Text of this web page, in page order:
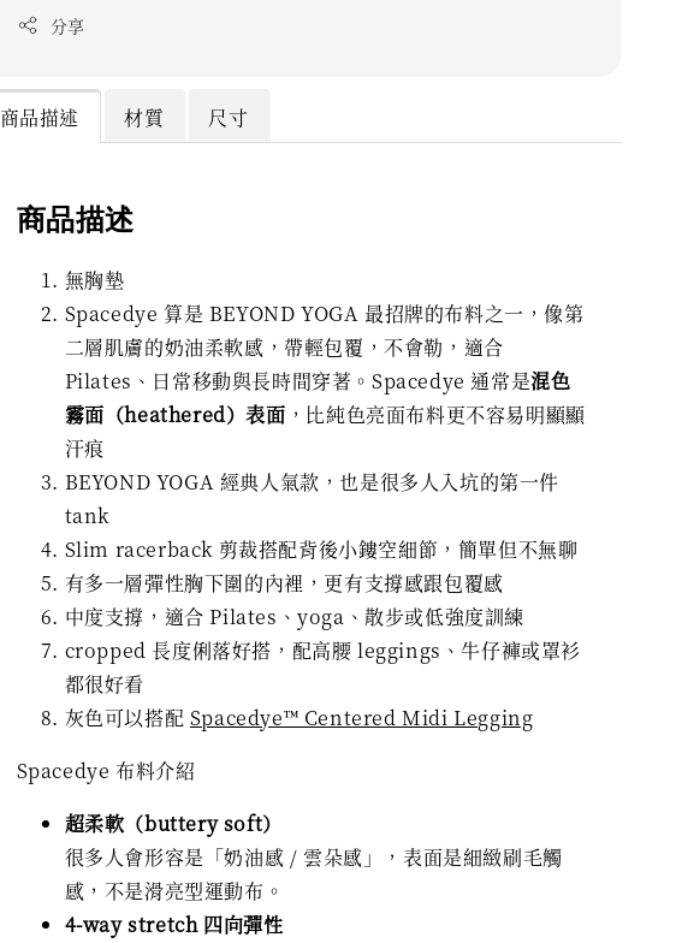
分享
商品描述 材質 尺寸
商品描述
無胸墊
Spacedye 算是 BEYOND YOGA 最招牌的布料之一，像第
二層肌膚的奶油柔軟感，帶輕包覆，不會勒，適合
Pilates、日常移動與長時間穿著。Spacedye 通常是混色
霧面（heathered）表面 ，比純色亮面布料更不容易明顯顯
汗痕
BEYOND YOGA 經典人氣款，也是很多人入坑的第一件
tank
Slim racerback 剪裁搭配背後小鏤空細節，簡單但不無聊
有多一層彈性胸下圍的內裡，更有支撐感跟包覆感
中度支撐，適合 Pilates、yoga、散步或低強度訓練
cropped 長度俐落好搭，配高腰 leggings、牛仔褲或罩衫
都很好看
灰色可以搭配 Spacedye™ Centered Midi Legging
Spacedye 布料介紹
超柔軟（buttery soft）
很多人會形容是「奶油感 / 雲朵感」，表面是細緻刷毛觸
感，不是滑亮型運動布。
4-way stretch 四向彈性